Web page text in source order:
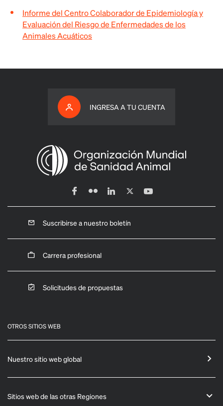
Informe del Centro Colaborador de Epidemiología y
Evaluación del Riesgo de Enfermedades de los
Animales Acuáticos
INGRESA A TU CUENTA
Suscribirse a nuestro boletín
Carrera profesional
Solicitudes de propuestas
OTROS SITIOS WEB
Nuestro sitio web global
Sitios web de las otras Regiones